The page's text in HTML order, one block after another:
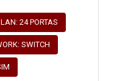
24 PORTAS
SWITCH